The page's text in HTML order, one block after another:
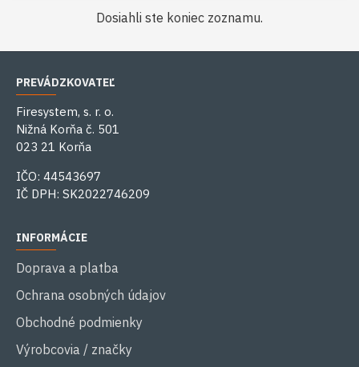
Dosiahli ste koniec zoznamu.
PREVÁDZKOVATEĽ
Firesystem, s. r. o.
Nižná Korňa č. 501
023 21 Korňa
IČO: 44543697
IČ DPH: SK2022746209
INFORMÁCIE
Doprava a platba
Ochrana osobných údajov
Obchodné podmienky
Výrobcovia / značky